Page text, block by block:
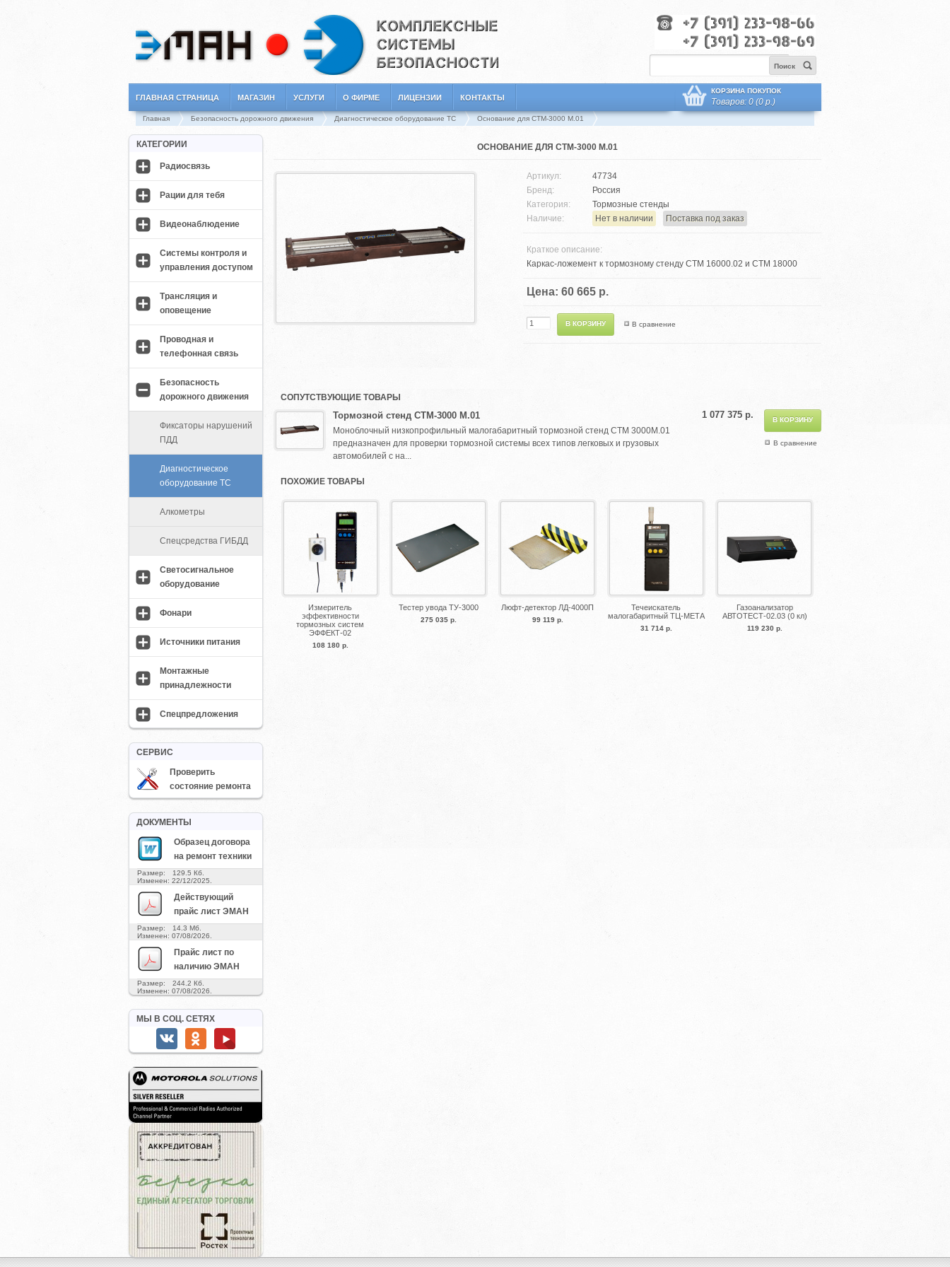
Поиск
ГЛАВНАЯ СТРАНИЦА МАГАЗИН УСЛУГИ О ФИРМЕ ЛИЦЕНЗИИ КОНТАКТЫ
КОРЗИНА ПОКУПОК
Товаров: 0 (0 р.)
Главная Безопасность дорожного движения Диагностическое оборудование ТС Основание для СТМ-3000 М.01
КАТЕГОРИИ
Радиосвязь
Рации для тебя
Видеонаблюдение
Системы контроля и
управления доступом
Трансляция и
оповещение
Проводная и
телефонная связь
Безопасность
дорожного движения
Фиксаторы нарушений
ПДД
Диагностическое
оборудование ТС
Алкометры
Спецсредства ГИБДД
Светосигнальное
оборудование
Фонари
Источники питания
Монтажные
принадлежности
Спецпредложения
СЕРВИС
Проверить
состояние ремонта
ДОКУМЕНТЫ
Образец договора
на ремонт техники
Размер: 129.5 Кб.
Изменен: 22/12/2025.
Действующий
прайс лист ЭМАН
Размер: 14.3 Мб.
Изменен: 07/08/2026.
Прайс лист по
наличию ЭМАН
Размер: 244.2 Кб.
Изменен: 07/08/2026.
МЫ В СОЦ. СЕТЯХ
ОСНОВАНИЕ ДЛЯ СТМ-3000 М.01
Артикул:
47734
Бренд:
Россия
Категория:
Тормозные стенды
Наличие:
Нет в наличии Поставка под заказ
Краткое описание:
Каркас-ложемент к тормозному стенду СТМ 16000.02 и СТМ 18000
Цена: 60 665 р.
В сравнение
СОПУТСТВУЮЩИЕ ТОВАРЫ
В сравнение
1 077 375 р.
Тормозной стенд СТМ-3000 М.01
Моноблочный низкопрофильный малогабаритный тормозной стенд СТМ 3000М.01
предназначен для проверки тормозной системы всех типов легковых и грузовых
автомобилей с на...
ПОХОЖИЕ ТОВАРЫ
Измеритель
эффективности
тормозных систем
ЭФФЕКТ-02
108 180 р.
Тестер увода ТУ-3000
275 035 р.
Люфт-детектор ЛД-4000П
99 119 р.
Течеискатель
малогабаритный ТЦ-МЕТА
31 714 р.
Газоанализатор
АВТОТЕСТ-02.03 (0 кл)
119 230 р.